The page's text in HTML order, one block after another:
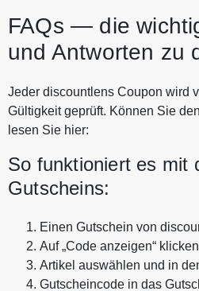
FAQs — die
und Antworten zu
Jeder discountlens Coupon wird
Gültigkeit geprüft. Können Sie
lesen Sie hier:
So funktioniert es mit
Gutscheins:
Einen Gutschein von
Auf „Code anzeigen“
Artikel auswählen und in
Gutscheincode in das